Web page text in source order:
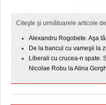
Citeşte şi următoarele articole de
Alexandru Rogobete. Aşa
De la bancul cu vameşii la
Liberali cu crucea-n spate.
Nicolae Robu la Alina